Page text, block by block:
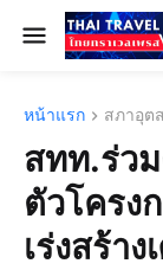
หน้าแรก สภาอุต
สทท.ร่วม
ตัวโครง
เร่งสร้า